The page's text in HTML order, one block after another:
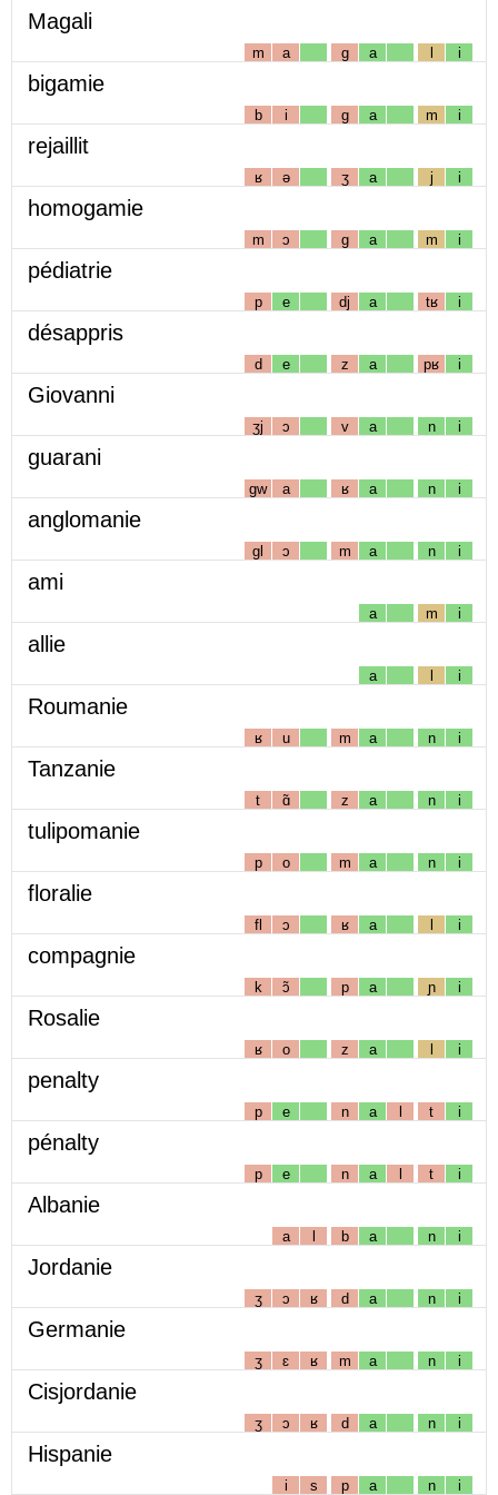
Magali
m a g a l i
bigamie
b i g a m i
rejaillit
ʁ ə ʒ a j i
homogamie
m ɔ g a m i
pédiatrie
p e dj a tʁ i
désappris
d e z a pʁ i
Giovanni
ʒj ɔ v a n i
guarani
gw a ʁ a n i
anglomanie
gl ɔ m a n i
ami
a m i
allie
a l i
Roumanie
ʁ u m a n i
Tanzanie
t ɑ̃ z a n i
tulipomanie
p o m a n i
floralie
fl ɔ ʁ a l i
compagnie
k ɔ̃ p a ɲ i
Rosalie
ʁ o z a l i
penalty
p e n a l t i
pénalty
p e n a l t i
Albanie
a l b a n i
Jordanie
ʒ ɔ ʁ d a n i
Germanie
ʒ ɛ ʁ m a n i
Cisjordanie
ʒ ɔ ʁ d a n i
Hispanie
i s p a n i